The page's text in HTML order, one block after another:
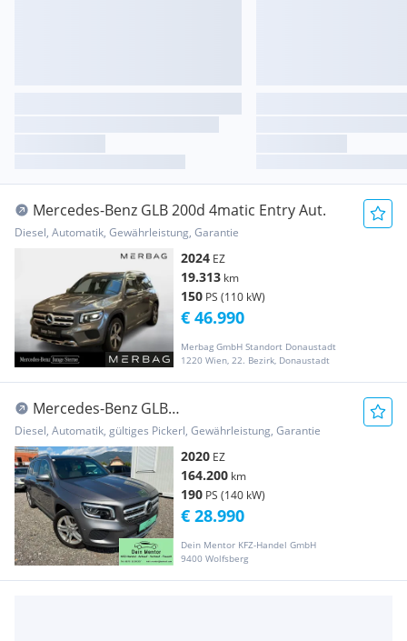
Mercedes-Benz GLB 200d 4matic Entry Aut.
Diesel, Automatik, Gewährleistung, Garantie
2024 EZ
19.313 km
150 PS (110 kW)
Merbag GmbH Standort Donaustadt
1220 Wien, 22. Bezirk, Donaustadt
€ 46.990
Mercedes-Benz GLB
220**Vollausstattung**MWST**
Diesel, Automatik, gültiges Pickerl, Gewährleistung, Garantie
2020 EZ
164.200 km
190 PS (140 kW)
Dein Mentor KFZ-Handel GmbH
9400 Wolfsberg
€ 28.990